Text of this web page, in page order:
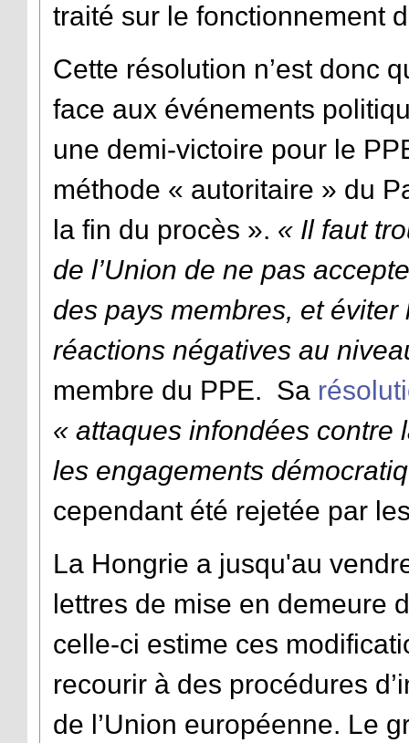
traité sur le fonctionnement
Cette résolution n’est donc
face aux événements
une demi-victoire pour le
méthode « autoritaire » du
la fin du procès ». « Il faut
de l’Union de ne pas
des pays membres, et
réactions négatives au
membre du PPE. Sa
« attaques infondées contre
les engagements
cependant été rejetée par
La Hongrie a jusqu'au
lettres de mise en demeure
celle-ci estime ces
recourir à des procédures
de l’Union européenne. Le